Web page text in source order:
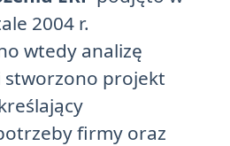
2004 r.
wtedy analizę
stworzono projekt
firmy oraz